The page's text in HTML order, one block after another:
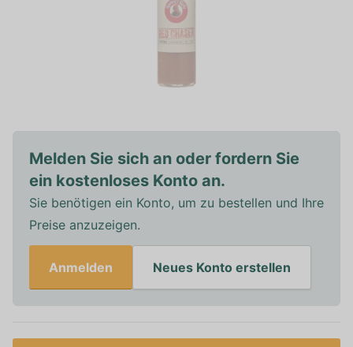
Melden Sie sich an oder fordern Sie
ein kostenloses Konto an.
Sie benötigen ein Konto, um zu bestellen und Ihre
Preise anzuzeigen.
Anmelden Neues Konto erstellen